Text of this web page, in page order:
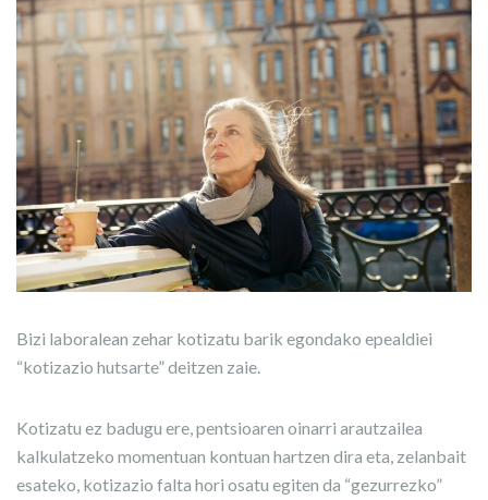
Bizi laboralean zehar kotizatu barik egondako epealdiei
“kotizazio hutsarte” deitzen zaie.
Kotizatu ez badugu ere, pentsioaren oinarri arautzailea
kalkulatzeko momentuan kontuan hartzen dira eta, zelanbait
esateko, kotizazio falta hori osatu egiten da “gezurrezko”